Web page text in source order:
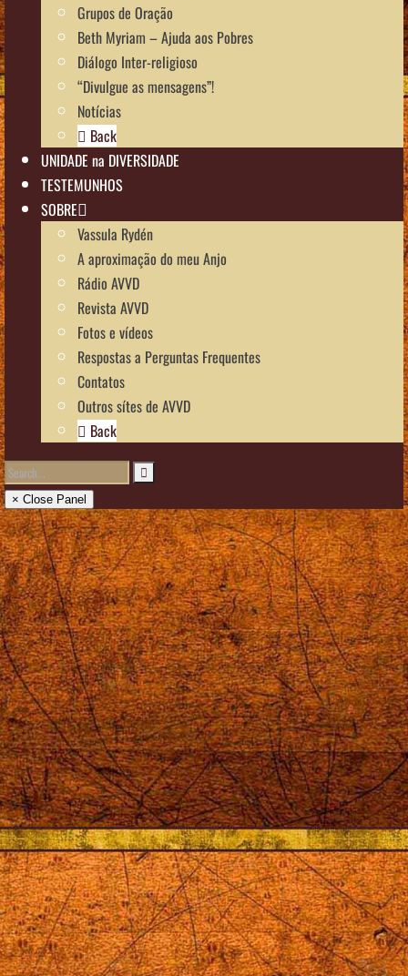
Grupos de Oração
Beth Myriam – Ajuda aos Pobres
Diálogo Inter-religioso
“Divulgue as mensagens”!
Notícias
Back
UNIDADE na DIVERSIDADE
TESTEMUNHOS
SOBRE
Vassula Rydén
A aproximação do meu Anjo
Rádio AVVD
Revista AVVD
Fotos e vídeos
Respostas a Perguntas Frequentes
Contatos
Outros sítes de AVVD
Back
× Close Panel